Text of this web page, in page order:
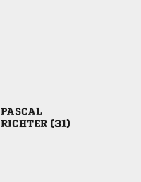

 